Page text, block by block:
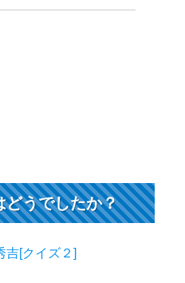
どうでしたか？
[クイズ２]